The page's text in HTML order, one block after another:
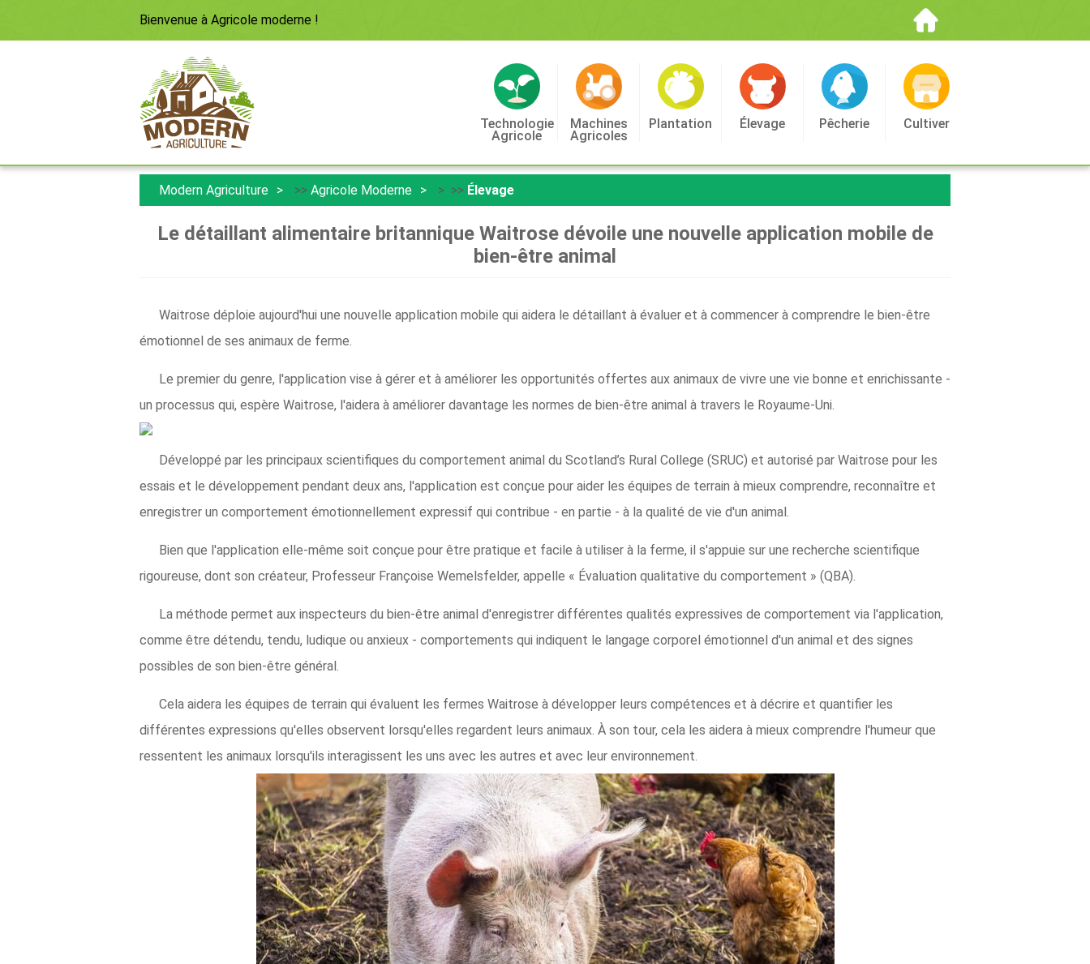
Bienvenue à Agricole moderne !
Technologie
Agricole
Machines
Agricoles
Plantation Élevage Pêcherie Cultiver
Modern Agriculture >> Agricole Moderne > >> Élevage
Le détaillant alimentaire britannique Waitrose dévoile une nouvelle application mobile de
bien-être animal
Waitrose déploie aujourd'hui une nouvelle application mobile qui aidera le détaillant à évaluer et à commencer à comprendre le bien-être
émotionnel de ses animaux de ferme.
Le premier du genre, l'application vise à gérer et à améliorer les opportunités offertes aux animaux de vivre une vie bonne et enrichissante -
un processus qui, espère Waitrose, l'aidera à améliorer davantage les normes de bien-être animal à travers le Royaume-Uni.
Développé par les principaux scientifiques du comportement animal du Scotland’s Rural College (SRUC) et autorisé par Waitrose pour les
essais et le développement pendant deux ans, l'application est conçue pour aider les équipes de terrain à mieux comprendre, reconnaître et
enregistrer un comportement émotionnellement expressif qui contribue - en partie - à la qualité de vie d'un animal.
Bien que l'application elle-même soit conçue pour être pratique et facile à utiliser à la ferme, il s'appuie sur une recherche scientifique
rigoureuse, dont son créateur, Professeur Françoise Wemelsfelder, appelle « Évaluation qualitative du comportement » (QBA).
La méthode permet aux inspecteurs du bien-être animal d'enregistrer différentes qualités expressives de comportement via l'application,
comme être détendu, tendu, ludique ou anxieux - comportements qui indiquent le langage corporel émotionnel d'un animal et des signes
possibles de son bien-être général.
Cela aidera les équipes de terrain qui évaluent les fermes Waitrose à développer leurs compétences et à décrire et quantifier les
différentes expressions qu'elles observent lorsqu'elles regardent leurs animaux. À son tour, cela les aidera à mieux comprendre l'humeur que
ressentent les animaux lorsqu'ils interagissent les uns avec les autres et avec leur environnement.